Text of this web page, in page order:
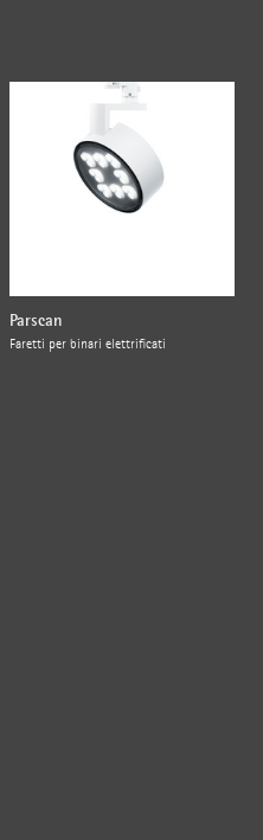
Parscan
Faretti per binari elettrificati